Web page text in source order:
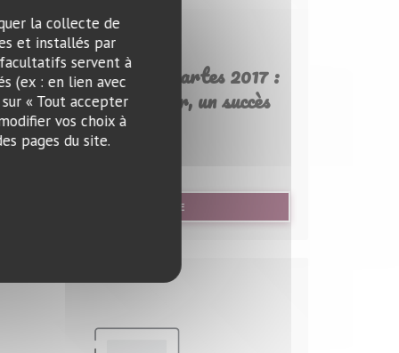
la collecte de
et installés par
servent à
(ex : en lien avec
« Tout accepter
vos choix à
pages du site.
28/06/2018
Gagnant Tour des Cartes 2017 :
Le Petit Sommelier, un succès
discret
LIRE L'ARTICLE